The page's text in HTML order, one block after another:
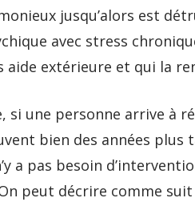
jusqu’alors est
avec stress
aide extérieure et qui la
si une personne arrive à
bien des années
a pas besoin
peut décrire comme